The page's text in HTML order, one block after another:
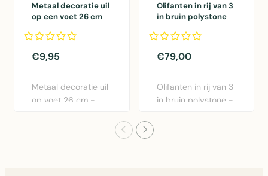
Metaal decoratie uil
op een voet 26 cm
€9,95
Metaal decoratie uil
op voet 26 cm -
Olifanten in rij van 3
in bruin polystone
€79,00
Olifanten in rij van 3
in bruin polystone -